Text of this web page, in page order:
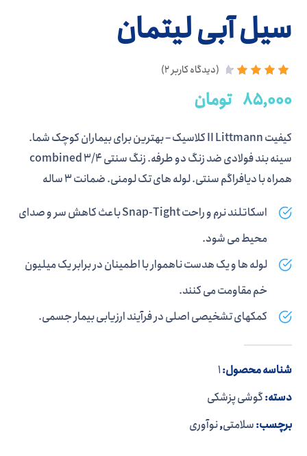
سیل آبی لیتمان
4.50از
5
مشتری
(دیدگاه کاربر2
)
۸۵,۰۰۰ تومان
کیفیت II Littmann کلاسیک – بهترین برای بیماران کوچک شما.
سینه بند فولادی ضد زنگ دو طرفه. زنگ سنتی 3/4 combined
همراه با دیافراگم سنتی. لوله های تک لومنی. ضمانت 3 ساله
اسکاتلند نرم و راحت Snap-Tight باعث کاهش سر و صدای
محیط می شود.
لوله ها و یک هدست ناهموار با اطمینان در برابر یک میلیون
خم مقاومت می کنند.
کمکهای تشخیصی اصلی در فرآیند ارزیابی بیمار جسمی.
شناسه محصول:1
دسته:گوشی پزشکی
برچسب:سلامتی,نوآوری